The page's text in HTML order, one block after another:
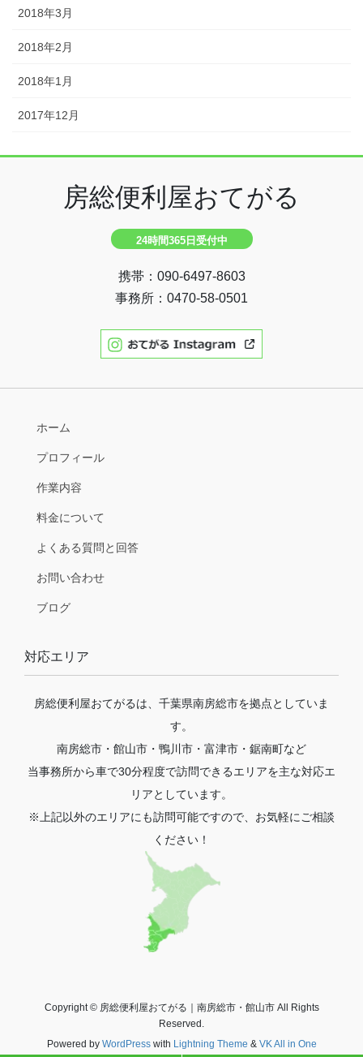
2018年3月
2018年2月
2018年1月
2017年12月
房総便利屋おてがる
24時間365日受付中
携帯：090-6497-8603
事務所：0470-58-0501
ホーム
プロフィール
作業内容
料金について
よくある質問と回答
お問い合わせ
ブログ
対応エリア
房総便利屋おてがるは、千葉県南房総市を拠点としていま
す。
南房総市・館山市・鴨川市・富津市・鋸南町など
当事務所から車で30分程度で訪問できるエリアを主な対応エ
リアとしています。
※上記以外のエリアにも訪問可能ですので、お気軽にご相談
ください！
Copyright © 房総便利屋おてがる｜南房総市・館山市 All Rights
Reserved.
Powered by WordPresswith Lightning Theme & VK All in One